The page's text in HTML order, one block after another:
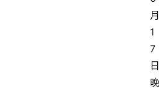
月
1
7
日
晚